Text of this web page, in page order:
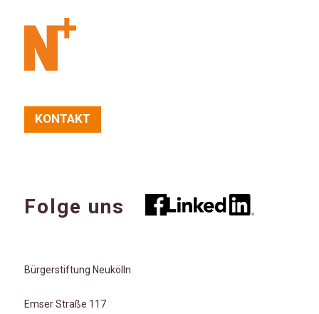
KONTAKT
Folge uns
Bürgerstiftung Neukölln
Emser Straße 117